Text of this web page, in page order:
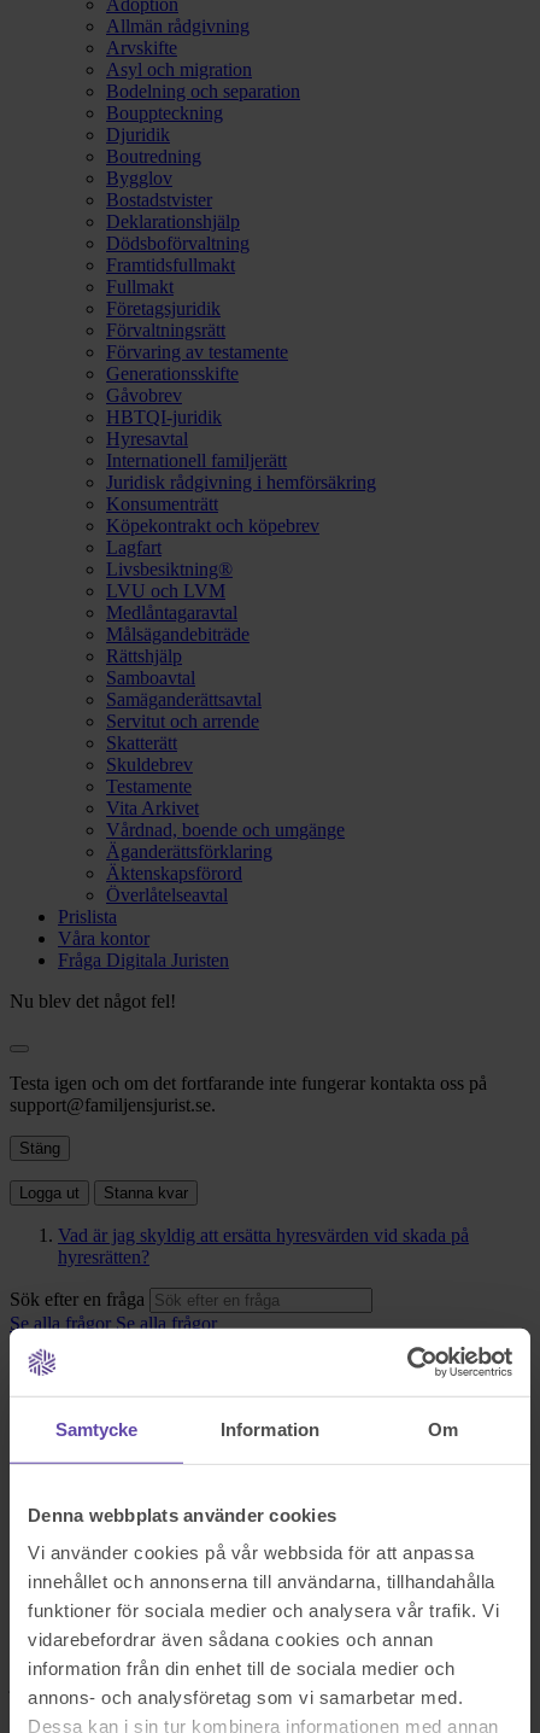
Samtycke Information Om
Denna webbplats använder cookies
Vi använder cookies på vår webbsida för att anpassa
innehållet och annonserna till användarna, tillhandahålla
funktioner för sociala medier och analysera vår trafik. Vi
vidarebefordrar även sådana cookies och annan
information från din enhet till de sociala medier och
annons- och analysföretag som vi samarbetar med.
Dessa kan i sin tur kombinera informationen med annan
Adoption
Allmän rådgivning
Arvskifte
Asyl och migration
Bodelning och separation
Bouppteckning
Djuridik
Boutredning
Bygglov
Bostadstvister
Deklarationshjälp
Dödsboförvaltning
Framtidsfullmakt
Fullmakt
Företagsjuridik
Förvaltningsrätt
Förvaring av testamente
Generationsskifte
Gåvobrev
HBTQI-juridik
Hyresavtal
Internationell familjerätt
Juridisk rådgivning i hemförsäkring
Konsumenträtt
Köpekontrakt och köpebrev
Lagfart
Livsbesiktning®
LVU och LVM
Medlåntagaravtal
Målsägandebiträde
Rättshjälp
Samboavtal
Samäganderättsavtal
Servitut och arrende
Skatterätt
Skuldebrev
Testamente
Vita Arkivet
Vårdnad, boende och umgänge
Äganderättsförklaring
Äktenskapsförord
Överlåtelseavtal
Prislista
Våra kontor
Fråga Digitala Juristen
Nu blev det något fel!
Testa igen och om det fortfarande inte fungerar kontakta oss på
support@familjensjurist.se.
Stäng
Logga ut Stanna kvar
Vad är jag skyldig att ersätta hyresvärden vid skada på
hyresrätten?
Sök efter en fråga
Se alla frågor Se alla frågor
Bostad & Fastighet
Vad är jag skyldig att ersätta
hyresvärden vid skada på
Good day,
We decided to move out and now we have a very unpleasant
situation with house owner. We have bought all the furniture from
him, we have ordered the cleaning company for "flyttstadning" the
owner was not happy with their work, so they come second time,
double cleaned.